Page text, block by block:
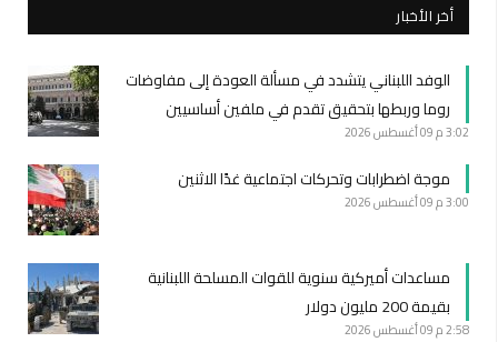
أخر الأخبار
الوفد اللبناني يتشدد في مسألة العودة إلى مفاوضات
روما وربطها بتحقيق تقدم في ملفين أساسيين
3:02 م 09 أغسطس 2026
موجة اضطرابات وتحركات اجتماعية غدًا الاثنين
3:00 م 09 أغسطس 2026
مساعدات أميركية سنوية للقوات المسلحة اللبنانية
بقيمة 200 مليون دولار
2:58 م 09 أغسطس 2026